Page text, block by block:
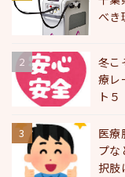
べき
冬こ
療レ
ト５
医療
プな
択肢